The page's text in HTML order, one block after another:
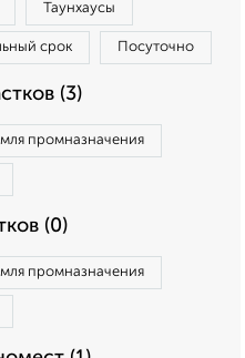
Таунхаусы
срок Посуточно
(3)
промназначения
(0)
промназначения